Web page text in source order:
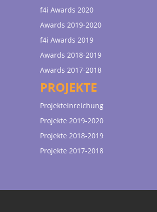
f4i Awards 2020
Awards 2019-2020
f4i Awards 2019
Awards 2018-2019
Awards 2017-2018
PROJEKTE
Projekteinreichung
Projekte 2019-2020
Projekte 2018-2019
Projekte 2017-2018